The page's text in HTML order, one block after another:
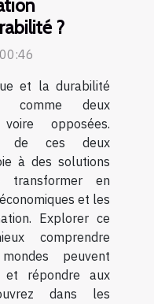
?
et la durabilité
comme deux
opposées.
de ces deux
à des solutions
transformer en
et les
Explorer ce
comprendre
peuvent
et répondre aux
dans les